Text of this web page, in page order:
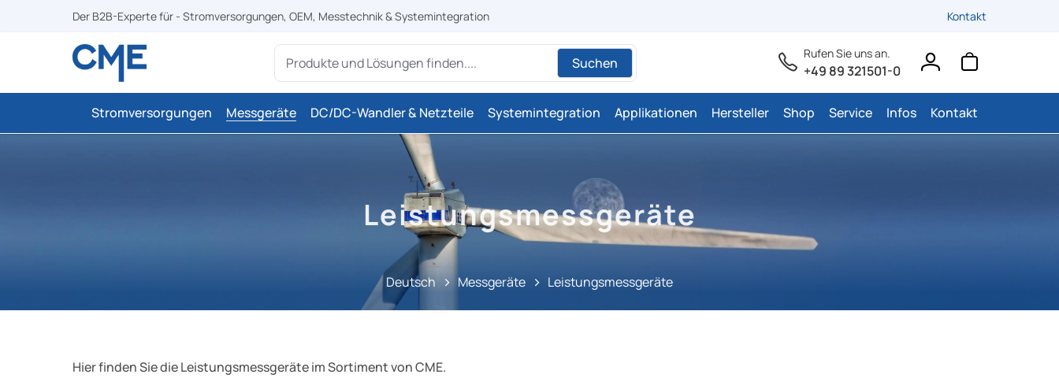
Zur Hauptnavigation springen
Der B2B-Experte für - Stromversorgungen, OEM, Messtechnik & Systemintegration Kontakt
Suchen
Rufen Sie uns an.
+49 89 321501-0
Stromversorgungen Messgeräte DC/DC-Wandler & Netzteile Systemintegration Applikationen Hersteller Shop Service Infos Kontakt
Leistungsmessgeräte
Deutsch Messgeräte Leistungsmessgeräte
Hier finden Sie die Leistungsmessgeräte im Sortiment von CME.